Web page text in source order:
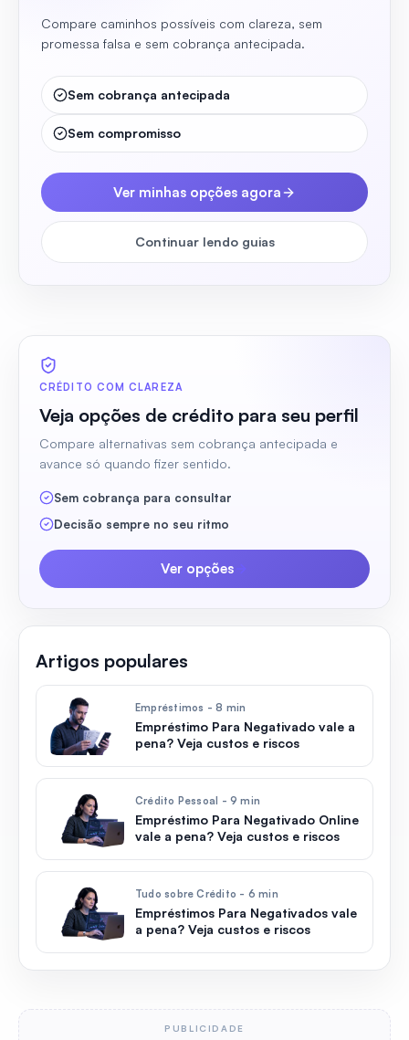
Compare caminhos possíveis com clareza, sem
promessa falsa e sem cobrança antecipada.
Sem cobrança antecipada
Sem compromisso
Ver minhas opções agora
Continuar lendo guias
CRÉDITO COM CLAREZA
Veja opções de crédito para seu perfil
Compare alternativas sem cobrança antecipada e
avance só quando fizer sentido.
Sem cobrança para consultar
Decisão sempre no seu ritmo
Ver opções
Artigos populares
Empréstimos - 8 min
Empréstimo Para Negativado vale a
pena? Veja custos e riscos
Crédito Pessoal - 9 min
Empréstimo Para Negativado Online
vale a pena? Veja custos e riscos
Tudo sobre Crédito - 6 min
Empréstimos Para Negativados vale
a pena? Veja custos e riscos
PUBLICIDADE